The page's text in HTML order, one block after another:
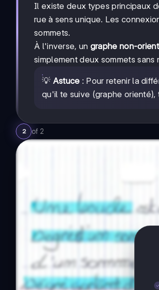
Il existe deux types principaux
rue à sens unique. Les
sommets.
À l'inverse, un graphe non-
simplement deux sommets
💡 Astuce : Pour retenir la
qu'il te suive (graphe
2 of 2